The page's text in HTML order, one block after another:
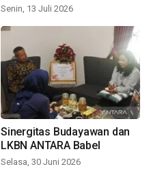
Senin, 13 Juli 2026
Sinergitas Budayawan dan
LKBN ANTARA Babel
Selasa, 30 Juni 2026